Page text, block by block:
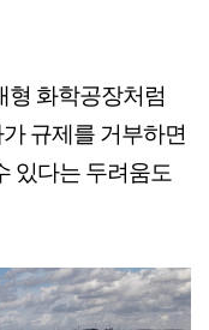
형 화학공장처럼
규제를 거부하면
있다는 두려움도